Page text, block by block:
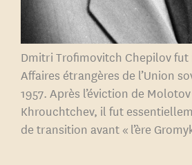
diplomates
la période
servirent le temps
et de la Grande
À la fin de sa vie,
conscient du faible
général des
Dmitri Trofimovitch Chepilov fut
Affaires étrangères de l’Union
1957. Après l’éviction de
Khrouchtchev, il fut
de transition avant « l’ère